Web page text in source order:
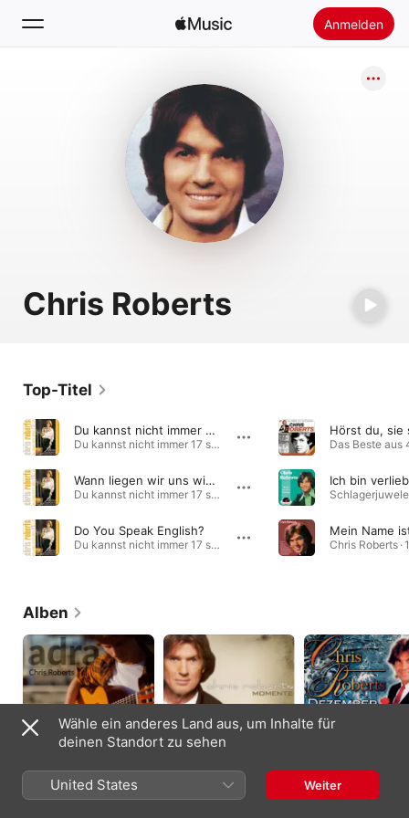
Anmelden
Apple Music installieren
Chris Roberts
Top-Titel
Du kannst nicht immer 17 sein
Du kannst nicht immer 17 sein · 1993
Wann liegen wir uns wieder in den Armen, Barbara?
Du kannst nicht immer 17 sein · 1993
Do You Speak English?
Du kannst nicht immer 17 sein · 1993
Mein Name
Chris Roberts ·
Alben
Adra
2000
Wähle ein anderes Land aus, um Inhalte für
deinen Standort zu sehen
United States Weiter